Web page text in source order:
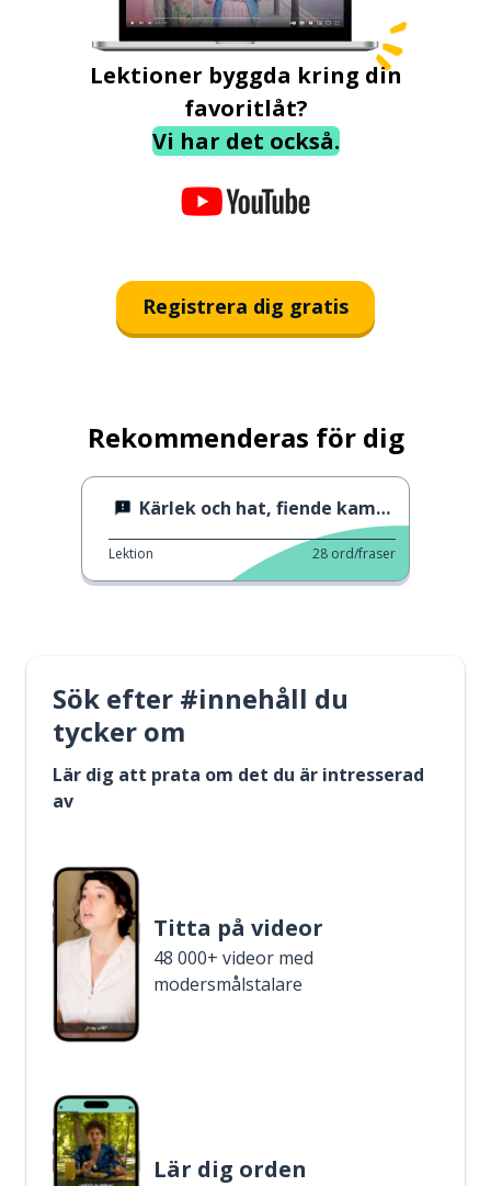
Lektioner byggda kring din
favoritlåt?
Vi har det också.
Registrera dig gratis
Rekommenderas för dig
Kärlek och hat, fiende kamrat
Lektion 28 ord/fraser
Sök efter #innehåll du
tycker om
Lär dig att prata om det du är intresserad
av
Titta på videor
48 000+ videor med
modersmålstalare
Lär dig orden